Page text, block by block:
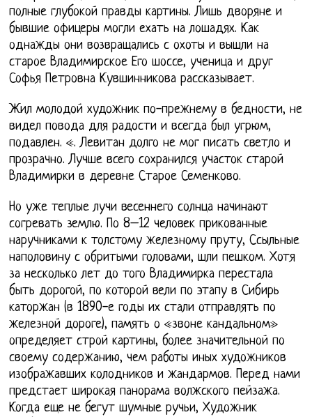
полные глубокой правды картины. Лишь дворяне и
бывшие офицеры могли ехать на лошадях. Как
однажды они возвращались с охоты и вышли на
старое Владимирское Его шоссе, ученица и друг
Софья Петровна Кувшинникова рассказывает.
Жил молодой художник по-прежнему в бедности, не
видел повода для радости и всегда был угрюм,
подавлен. «. Левитан долго не мог писать светло и
прозрачно. Лучше всего сохранился участок старой
Владимирки в деревне Старое Семенково.
Но уже теплые лучи весеннего солнца начинают
согревать землю. По 8–12 человек прикованные
наручниками к толстому железному пруту, Ссыльные
наполовину с обритыми головами, шли пешком. Хотя
за несколько лет до того Владимирка перестала
быть дорогой, по которой вели по этапу в Сибирь
каторжан (в 1890-е годы их стали отправлять по
железной дороге), память о «звоне кандальном»
определяет строй картины, более значительной по
своему содержанию, чем работы иных художников
изображавших колодников и жандармов. Перед нами
предстает широкая панорама волжского пейзажа.
Когда еще не бегут шумные ручьи, Художник